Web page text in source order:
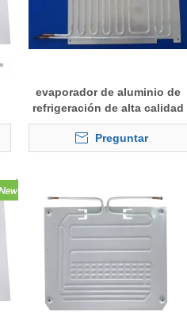
evaporador de aluminio de
refrigeración de alta calidad
Preguntar